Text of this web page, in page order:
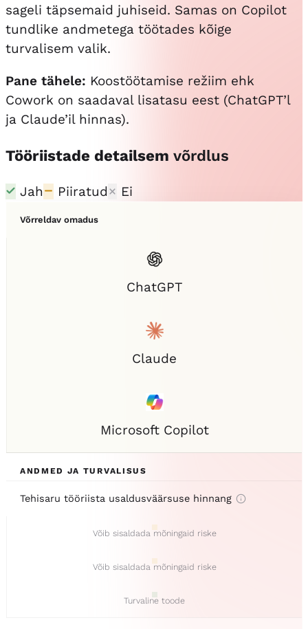
sageli täpsemaid juhiseid. Samas on Copilot
tundlike andmetega töötades kõige
turvalisem valik.
Pane tähele: Koostöötamise režiim ehk
Cowork on saadaval lisatasu eest (ChatGPT’l
ja Claude’il hinnas).
Tööriistade detailsem võrdlus
Jah Piiratud Ei
Võrreldav omadus
ChatGPT
Claude
Microsoft Copilot
ANDMED JA TURVALISUS
Tehisaru tööriista usaldusväärsuse hinnang
Võib sisaldada mõningaid riske
Võib sisaldada mõningaid riske
Turvaline toode